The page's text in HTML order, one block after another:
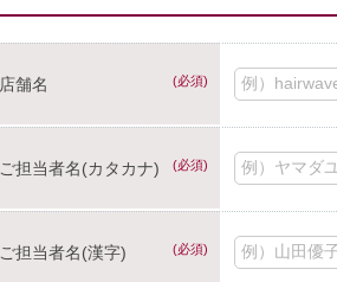
店舗名 (必須)
ご担当者名(カタカナ) (必須)
ご担当者名(漢字) (必須)